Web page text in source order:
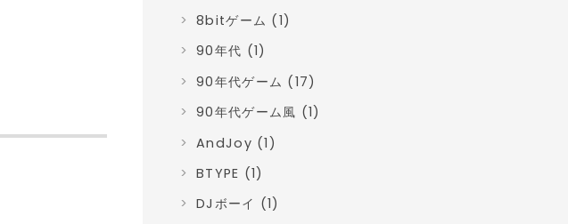
8bitゲーム (1)
90年代 (1)
90年代ゲーム (17)
90年代ゲーム風 (1)
AndJoy (1)
BTYPE (1)
DJボーイ (1)